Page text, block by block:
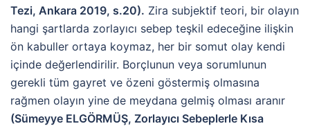
Tezi, Ankara 2019, s.20). Zira subjektif teori, bir olayın
hangi şartlarda zorlayıcı sebep teşkil edeceğine ilişkin
ön kabuller ortaya koymaz, her bir somut olay kendi
içinde değerlendirilir. Borçlunun veya sorumlunun
gerekli tüm gayret ve özeni göstermiş olmasına
rağmen olayın yine de meydana gelmiş olması aranır
(Sümeyye ELGÖRMÜŞ, Zorlayıcı Sebeplerle Kısa